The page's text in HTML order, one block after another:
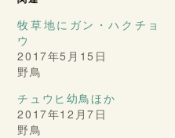
牧草地にガン・ハクチョ
ウ
2017年5月15日
野鳥
チュウヒ幼鳥ほか
2017年12月7日
野鳥